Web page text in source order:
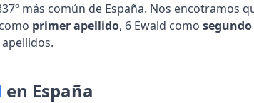
más común de España. Nos encotramos
primer apellido, 6 Ewald como
en España